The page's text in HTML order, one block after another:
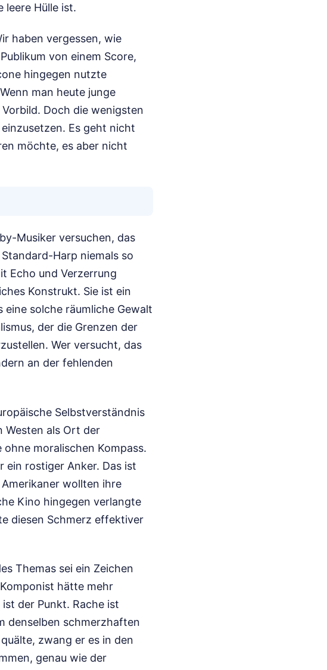
leere Hülle ist.
haben vergessen, wie
von einem Score,
hingegen nutzte
man heute junge
Doch die wenigsten
Es geht nicht
möchte, es aber nicht
Musiker versuchen, das
Harp niemals so
Echo und Verzerrung
Konstrukt. Sie ist ein
eine solche räumliche Gewalt
der die Grenzen der
Wer versucht, das
an der fehlenden
Selbstverständnis
Westen als Ort der
moralischen Kompass.
ein rostiger Anker. Das ist
wollten ihre
Kino hingegen verlangte
diesen Schmerz effektiver
Themas sei ein Zeichen
hätte mehr
der Punkt. Rache ist
denselben schmerzhaften
zwang er es in den
genau wie der